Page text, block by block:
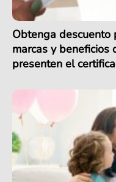
Obtenga descuento
marcas y
presenten el